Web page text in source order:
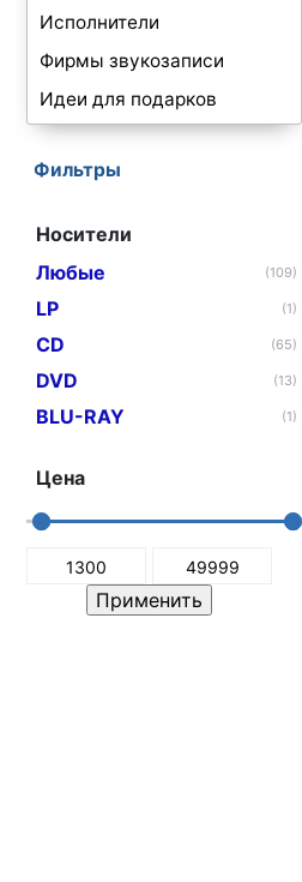
Исполнители
Фирмы звукозаписи
Идеи для подарков
Фильтры
Носители
Любые
(109)
LP (1)
CD (65)
DVD (13)
BLU-RAY (1)
Цена